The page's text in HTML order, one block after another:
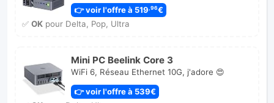
👉 voir l'offre à 519,96€
✅ OKpour Delta, Pop, Ultra
Mini PC Beelink Core 3
WiFi 6, Réseau Ethernet 10G, j'adore 😍
👉 voir l'offre à 539€